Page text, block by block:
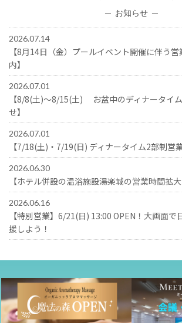
お知らせ
2026.07.14
【8月14日（金）プールイベント開催に伴う
内】
2026.07.01
【8/8(土)～8/15(土) お盆中のディナータイ
せ】
2026.07.01
【7/18(土)・7/19(日) ディナータイム2部制営
2026.06.30
【ホテル併設の温浴施設湯楽城の営業時間拡大
2026.06.16
【特別営業】6/21(日) 13:00 OPEN！大画面
援しよう！